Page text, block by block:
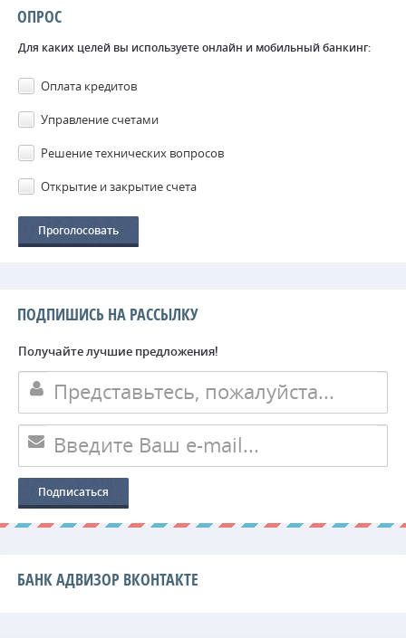
ОПРОС
Для каких целей вы используете онлайн и мобильный банкинг:
Оплата кредитов
Управление счетами
Решение технических вопросов
Открытие и закрытие счета
ПОДПИШИСЬ НА РАССЫЛКУ
Получайте лучшие предложения!
БАНК АДВИЗОР ВКОНТАКТЕ